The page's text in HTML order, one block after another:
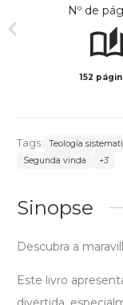
Nº de
152
Tags: Teologia
Segunda vinda
+3
Sinopse
Descubra a
Este livro